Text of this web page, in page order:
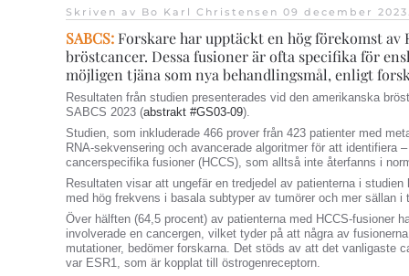
Skriven av Bo Karl Christensen 09 december 2023
SABCS: Forskare har upptäckt en hög förekomst av
bröstcancer. Dessa fusioner är ofta specifika för
möjligen tjäna som nya behandlingsmål, enligt
Resultaten från studien presenterades vid den amerikanska
SABCS 2023 (abstrakt #GS03-09).
Studien, som inkluderade 466 prover från 423 patienter med
RNA-sekvensering och avancerade algoritmer för att identifiera
cancerspecifika fusioner (HCCS), som alltså inte återfanns i
Resultaten visar att ungefär en tredjedel av patienterna i
med hög frekvens i basala subtyper av tumörer och mer sällan i
Över hälften (64,5 procent) av patienterna med HCCS-fusioner
involverade en cancergen, vilket tyder på att några av
mutationer, bedömer forskarna. Det stöds av att det vanligaste
var ESR1, som är kopplat till östrogenreceptorn.